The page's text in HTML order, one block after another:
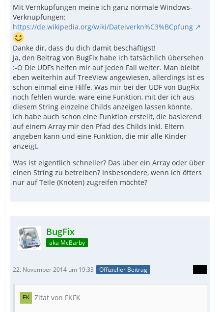
Mit Vernküpfungen meine ich ganz normale Windows-
Verknüpfungen:
https://de.wikipedia.org/wiki/Dateiverkn%C3%BCpfung
Danke dir, dass du dich damit beschäftigst!
Ja, den Beitrag von BugFix habe ich tatsächlich übersehen
:-O Die UDFs helfen mir auf jeden Fall weiter. Man bleibt
eben weiterhin auf TreeView angewiesen, allerdings ist es
schon einmal eine Hilfe. Was mir bei der UDF von BugFix
noch fehlen würde, wäre eine Funktion, mit der ich aus
diesem String einzelne Childs anzeigen lassen könnte.
Ich habe auch schon eine Funktion erstellt, die basierend
auf einem Array mir den Pfad des Childs inkl. Eltern
angeben kann und eine Funktion, die mir alle Kinder
anzeigt.
Was ist eigentlich schneller? Das über ein Array oder über
einen String zu betreiben? Insbesondere, wenn ich öfters
nur auf Teile (Knoten) zugreifen möchte?
BugFix
aka McBarby
22. November 2014 um 19:33 Offizieller Beitrag
Zitat von FKFK